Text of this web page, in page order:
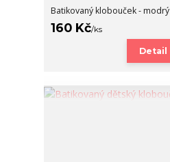
Batikovaný klobouček - modrý
160 Kč/ks
Detail